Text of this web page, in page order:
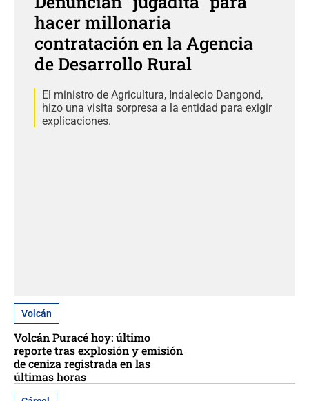
hacer millonaria
contratación en la Agencia
de Desarrollo Rural
El ministro de Agricultura, Indalecio Dangond,
hizo una visita sorpresa a la entidad para exigir
explicaciones.
Volcán
Volcán Puracé hoy: último
reporte tras explosión y emisión
de ceniza registrada en las
últimas horas